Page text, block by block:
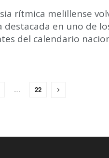
rítmica melillense
destacada en uno de
del calendario
… 22